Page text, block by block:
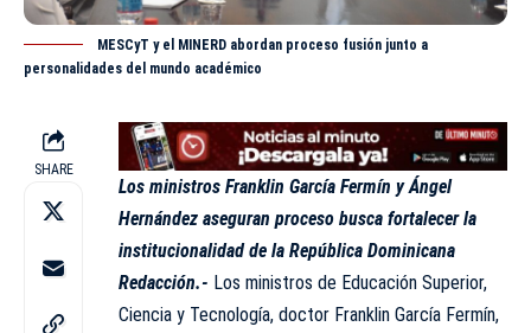
MESCyT y el MINERD abordan proceso fusión junto a
personalidades del mundo académico
SHARE
Los ministros Franklin García Fermín y Ángel
Hernández aseguran proceso busca fortalecer la
institucionalidad de la República Dominicana
Redacción.- Los ministros de Educación Superior,
Ciencia y Tecnología, doctor Franklin García Fermín,